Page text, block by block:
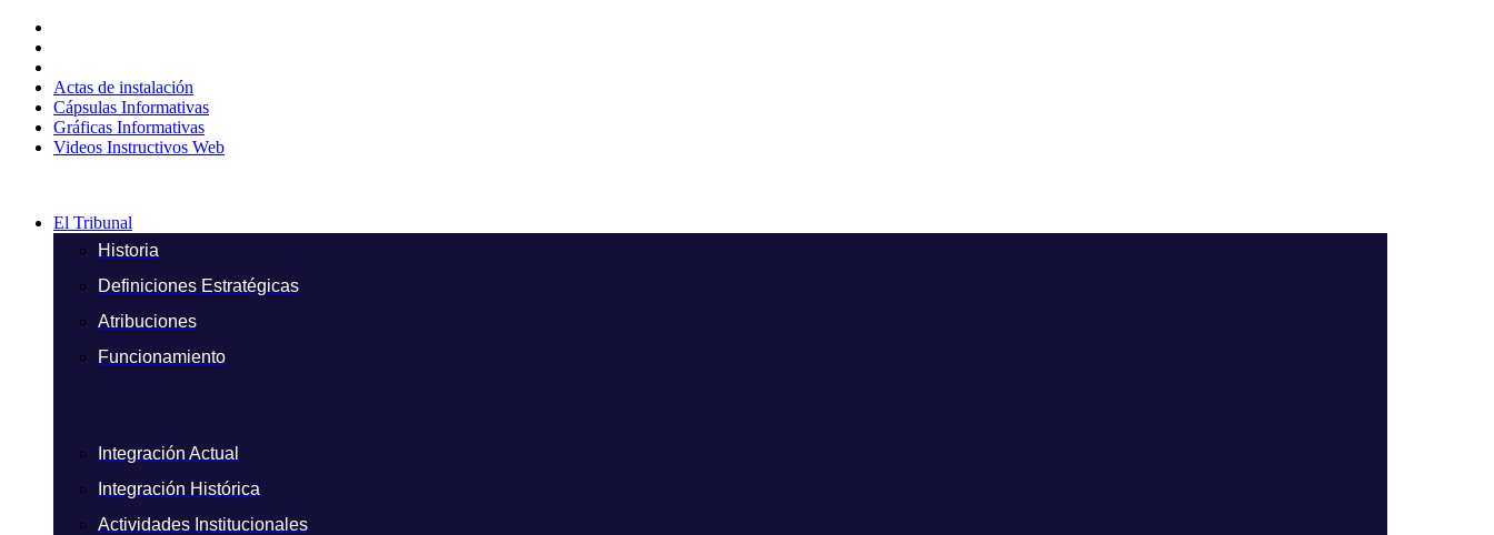
contenido
Actas de instalación
Cápsulas Informativas
Gráficas Informativas
Videos Instructivos Web
El Tribunal
Historia
Definiciones Estratégicas
Atribuciones
Funcionamiento
Integración Actual
Integración Histórica
Actividades Institucionales